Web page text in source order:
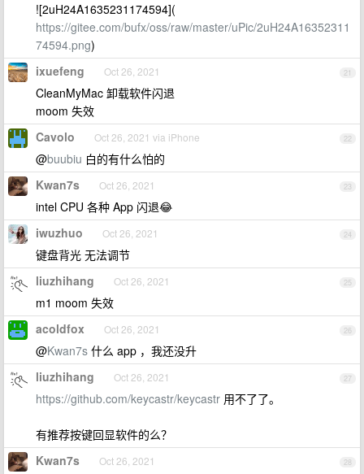
![2uH24A1635231174594](
https://gitee.com/bufx/oss/raw/master/uPic/2uH24A16352311
74594.png)
21
ixuefeng Oct 26, 2021
CleanMyMac 卸载软件闪退
moom 失效
22
Cavolo Oct 26, 2021 via iPhone
@buubiu 白的有什么怕的
23
Kwan7s Oct 26, 2021
intel CPU 各种 App 闪退😂
24
iwuzhuo Oct 26, 2021
键盘背光 无法调节
25
liuzhihang Oct 26, 2021
m1 moom 失效
26
acoldfox Oct 26, 2021
@Kwan7s 什么 app ，我还没升
27
liuzhihang Oct 26, 2021
https://github.com/keycastr/keycastr 用不了了。
有推荐按键回显软件的么？
28
Kwan7s Oct 26, 2021